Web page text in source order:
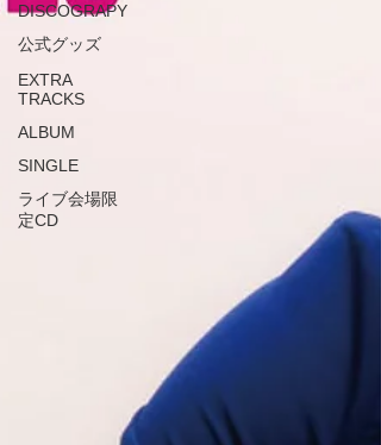
DISCOGRAPY
公式グッズ
EXTRA
TRACKS
ALBUM
SINGLE
ライブ会場限
定CD